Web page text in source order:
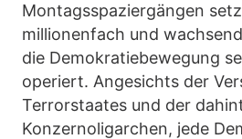
Montagsspaziergängen
millionenfach und
die Demokratiebewegung
operiert. Angesichts der
Terrorstaates und der
Konzernoligarchen, jede